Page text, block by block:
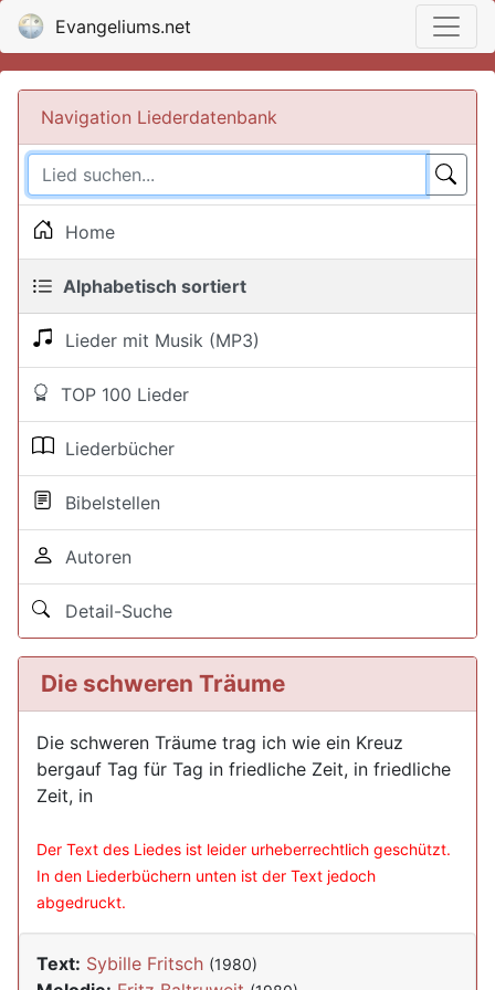
Evangeliums.net
Navigation Liederdatenbank
Home
Alphabetisch sortiert
Lieder mit Musik (MP3)
TOP 100 Lieder
Liederbücher
Bibelstellen
Autoren
Detail-Suche
Die schweren Träume
Die schweren Träume trag ich wie ein Kreuz
bergauf Tag für Tag in friedliche Zeit, in friedliche
Zeit, in
Der Text des Liedes ist leider urheberrechtlich geschützt.
In den Liederbüchern unten ist der Text jedoch
abgedruckt.
Text: Sybille Fritsch (1980)